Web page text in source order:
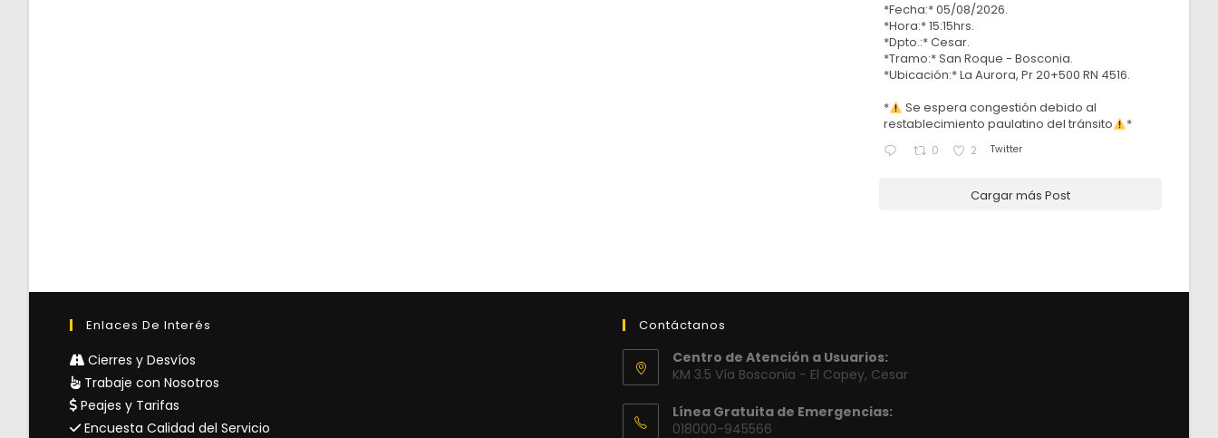
*Fecha:* 05/08/2026.
*Hora:* 15:15hrs.
*Dpto.:* Cesar.
*Tramo:* San Roque - Bosconia.
*Ubicación:* La Aurora, Pr 20+500 RN 4516.
*
Se espera congestión debido al
restablecimiento paulatino del tránsito
*
0 2 Twitter
Cargar más Post
Enlaces De Interés
Cierres y Desvíos
Trabaje con Nosotros
Peajes y Tarifas
Encuesta Calidad del Servicio
Contáctanos
Centro de Atención a Usuarios:
KM 3.5 Vía Bosconia - El Copey, Cesar
Línea Gratuita de Emergencias:
018000-945566